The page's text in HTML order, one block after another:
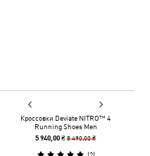
Кроссовки Deviate NITRO™ 4
Running Shoes Men
5 940,00 ₴8 490,00 ₴